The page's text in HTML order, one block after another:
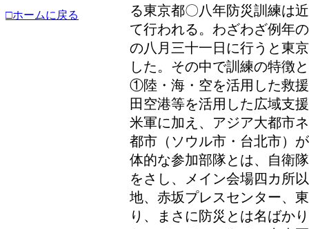
□ホームに戻る
る東京都〇八年防災訓練は
て行われる。わざわざ例年
の八月三十一日に行うと東
した。その中で訓練の特徴
①陸・海・空を活用した救
田空港等を活用した広域支
米軍に加え、アジア大都市
都市（ソウル市・台北市）
体的な参加部隊とは、自衛
をさし、メイン会場四カ所
地、赤坂プレスセンター、
り、まさに防災とは名ばか